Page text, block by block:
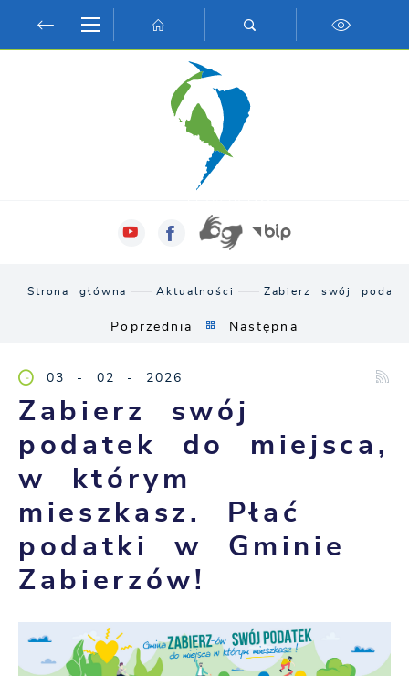
Przejdź do menu.
Przejdź do wyszukiwarki.
Przejdź do treści.
Przejdź do ustawień wielkości czcionki.
Włącz wersję kontrastową strony.
Strona główna Aktualności Zabierz swój
Poprzednia Następna
03 - 02 - 2026
Zabierz swój
podatek do miejsca,
w którym
mieszkasz. Płać
podatki w Gminie
Zabierzów!